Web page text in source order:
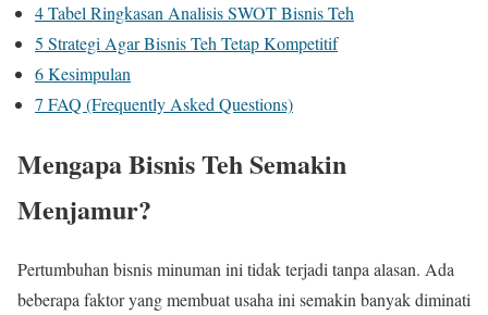
4Tabel Ringkasan Analisis SWOT Bisnis Teh
5 Strategi Agar Bisnis Teh Tetap Kompetitif
6Kesimpulan
7 FAQ (Frequently Asked Questions)
Mengapa Bisnis Teh Semakin
Menjamur?
Pertumbuhan bisnis minuman ini tidak terjadi tanpa alasan. Ada
beberapa faktor yang membuat usaha ini semakin banyak diminati